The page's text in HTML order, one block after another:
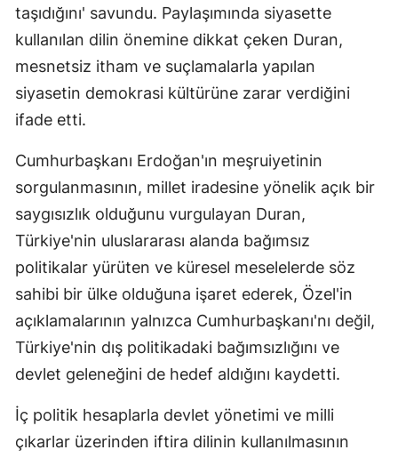
taşıdığını' savundu. Paylaşımında siyasette
kullanılan dilin önemine dikkat çeken Duran,
mesnetsiz itham ve suçlamalarla yapılan
siyasetin demokrasi kültürüne zarar verdiğini
ifade etti.
Cumhurbaşkanı Erdoğan'ın meşruiyetinin
sorgulanmasının, millet iradesine yönelik açık bir
saygısızlık olduğunu vurgulayan Duran,
Türkiye'nin uluslararası alanda bağımsız
politikalar yürüten ve küresel meselelerde söz
sahibi bir ülke olduğuna işaret ederek, Özel'in
açıklamalarının yalnızca Cumhurbaşkanı'nı değil,
Türkiye'nin dış politikadaki bağımsızlığını ve
devlet geleneğini de hedef aldığını kaydetti.
İç politik hesaplarla devlet yönetimi ve milli
çıkarlar üzerinden iftira dilinin kullanılmasının